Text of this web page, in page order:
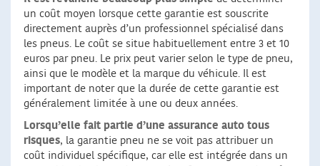
un coût moyen lorsque cette garantie est souscrite
directement auprès d’un professionnel spécialisé dans
les pneus. Le coût se situe habituellement entre 3 et 10
euros par pneu. Le prix peut varier selon le type de pneu,
ainsi que le modèle et la marque du véhicule. Il est
important de noter que la durée de cette garantie est
généralement limitée à une ou deux années.
Lorsqu’elle fait partie d’une assurance auto tous
risques, la garantie pneu ne se voit pas attribuer un
coût individuel spécifique, car elle est intégrée dans un